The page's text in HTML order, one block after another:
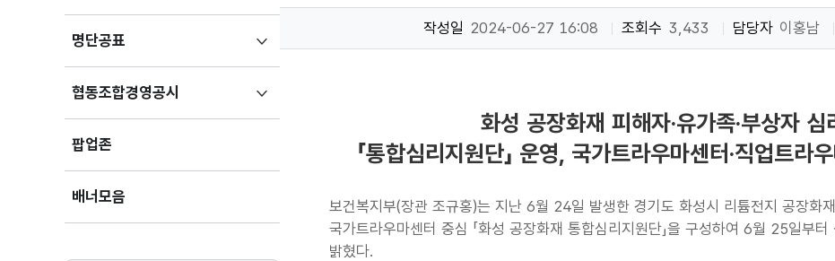
펼치기
명단공표
펼치기
협동조합경영공시
펼치기
팝업존
배너모음
작성일 2024-06-27 16:08 조회수 3,433 담당자 이홍남
화성 공장화재 피해자·유가족·부상자 심
「통합심리지원단」 운영, 국가트라우마센터·직업트라
보건복지부(장관 조규홍)는 지난 6월 24일 발생한 경기도 화성시 리튬전지 공장화
국가트라우마센터 중심 「화성 공장화재 통합심리지원단」을 구성하여 6월 25일부
밝혔다.